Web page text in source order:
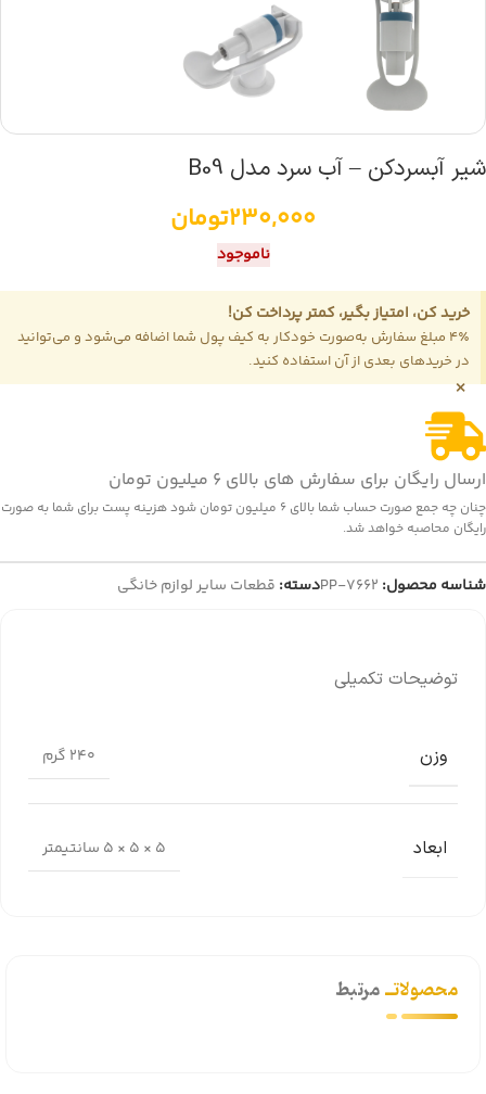
شیر آبسردکن – آب سرد مدل B09
230,000تومان
ناموجود
خرید کن، امتیاز بگیر، کمتر پرداخت کن!
4٪ مبلغ سفارش به‌صورت خودکار به کیف پول شما اضافه می‌شود و می‌توانید
در خریدهای بعدی از آن استفاده کنید.
×
ارسال رایگان برای سفارش های بالای 6 میلیون تومان
چنان چه جمع صورت حساب شما بالای 6 میلیون تومان شود هزینه پست برای شما به صورت
رایگان محاصبه خواهد شد.
شناسه محصول: PP-7662دسته: قطعات سایر لوازم خانگی
توضیحات تکمیلی
وزن 240 گرم
ابعاد 5 × 5 × 5 سانتیمتر
محصولاتــمرتبط